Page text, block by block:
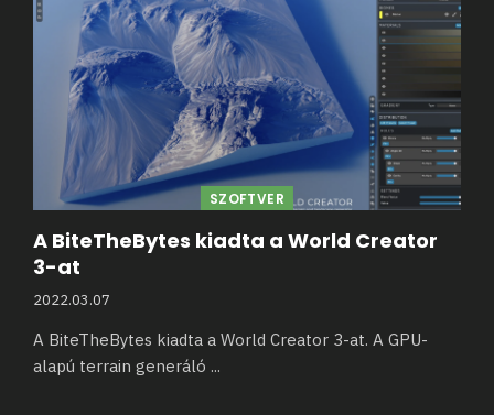
SZOFTVER
A BiteTheBytes kiadta a World Creator
3-at
2022.03.07
A BiteTheBytes kiadta a World Creator 3-at. A GPU-
alapú terrain generáló ...